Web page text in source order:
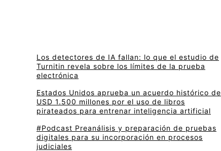
Los detectores de IA fallan: lo que el estudio de
Turnitin revela sobre los límites de la prueba
electrónica
Estados Unidos aprueba un acuerdo histórico de
USD 1.500 millones por el uso de libros
pirateados para entrenar inteligencia artificial
#Podcast Preanálisis y preparación de pruebas
digitales para su incorporación en procesos
judiciales